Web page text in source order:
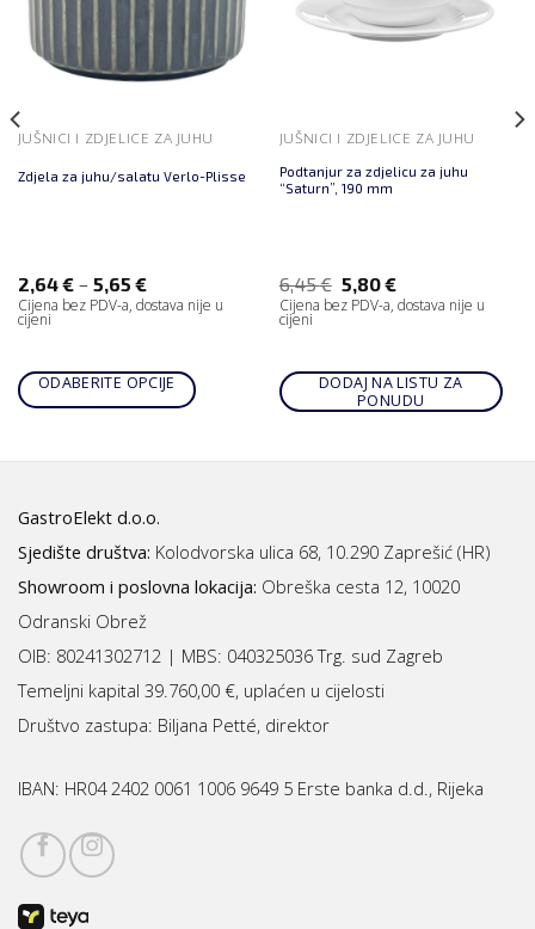
JUŠNICI I ZDJELICE ZA JUHU
Zdjela za juhu/salatu Verlo-Plisse
2,64€– 5,65 €
Cijena bez PDV-a, dostava nije u
cijeni
ODABERITE OPCIJE
JUŠNICI I ZDJELICE ZA JUHU
Podtanjur za zdjelicu za juhu
“Saturn”, 190 mm
6,45€ 5,80€
Cijena bez PDV-a, dostava nije u
cijeni
DODAJ NA LISTU ZA
PONUDU
GastroElekt d.o.o.
Sjedište društva: Kolodvorska ulica 68, 10.290 Zaprešić (HR)
Showroom i poslovna lokacija: Obreška cesta 12, 10020
Odranski Obrež
OIB: 80241302712 | MBS: 040325036 Trg. sud Zagreb
Temeljni kapital 39.760,00 €, uplaćen u cijelosti
Društvo zastupa: Biljana Petté, direktor
IBAN: HR04 2402 0061 1006 9649 5 Erste banka d.d., Rijeka